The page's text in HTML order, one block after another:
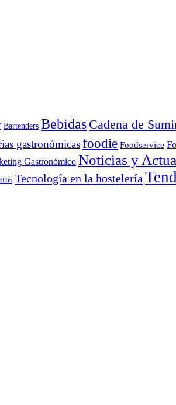
Bartenders Bebidas Cadena de
gastronómicasfoodie Foodservice
Gastronómico Noticias y
Tecnología en la hostelería